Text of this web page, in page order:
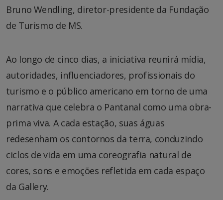
Bruno Wendling, diretor-presidente da Fundação
de Turismo de MS.
Ao longo de cinco dias, a iniciativa reunirá mídia,
autoridades, influenciadores, profissionais do
turismo e o público americano em torno de uma
narrativa que celebra o Pantanal como uma obra-
prima viva. A cada estação, suas águas
redesenham os contornos da terra, conduzindo
ciclos de vida em uma coreografia natural de
cores, sons e emoções refletida em cada espaço
da Gallery.